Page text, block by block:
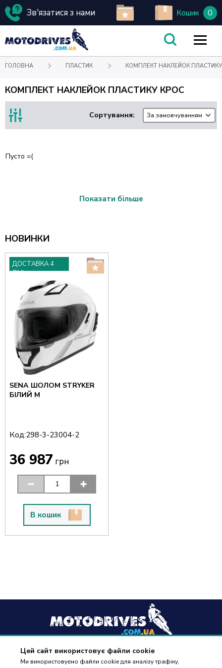
Зв'язатися з нами Кошик 0
Цей сайт використовує файли cookie
Ми використовуємо файли cookie для аналізу трафіку,
ГОЛОВНА ПЛАСТИК КОМПЛЕКТ НАКЛЕЙОК
КОМПЛЕКТ НАКЛЕЙОК ПЛАСТИКУ КРОС
Сортування: За замовчуванням
Пусто =(
Показати більше
НОВИНКИ
ДОСТАВКА 4
ДНІ
SENA ШОЛОМ STRYKER
БІЛИЙ M
Код:298-3-23004-2
36 987 грн
В кошик
+38(096) 488 77 88